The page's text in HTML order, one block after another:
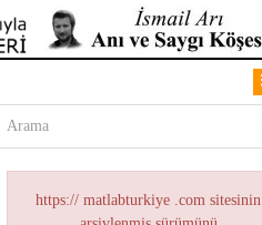
https:// matlabturkiye .com sitesinin